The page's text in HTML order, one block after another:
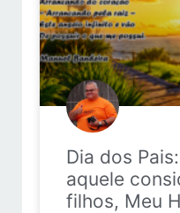
Dia dos
aquele
filhos, Meu